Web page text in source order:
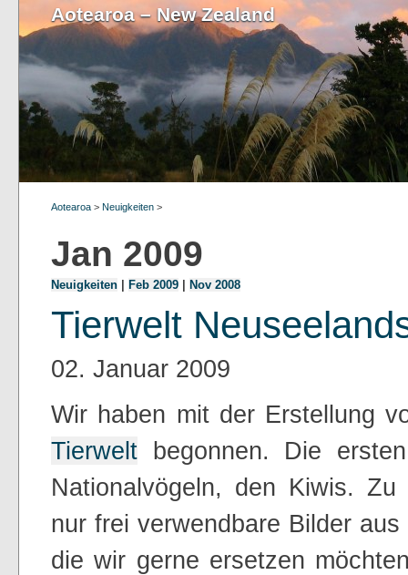
Aotearoa – New Zealand
Aotearoa > Neuigkeiten >
Jan 2009
Neuigkeiten Feb 2009 Nov 2008
Tierwelt
02. Januar 2009
Wir haben mit der Erstellung
Tierwelt begonnen. Die
Nationalvögeln, den Kiwis.
nur frei verwendbare Bilder
die wir gerne ersetzen